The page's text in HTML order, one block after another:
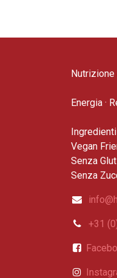
Energia ·
Vegan
Senza
Senza
+31